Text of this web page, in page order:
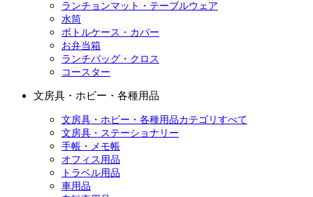
ランチョンマット・テーブルウェア
水筒
ボトルケース・カバー
お弁当箱
ランチバッグ・クロス
コースター
文房具・ホビー・各種用品
文房具・ホビー・各種用品カテゴリすべて
文房具・ステーショナリー
手帳・メモ帳
オフィス用品
トラベル用品
車用品